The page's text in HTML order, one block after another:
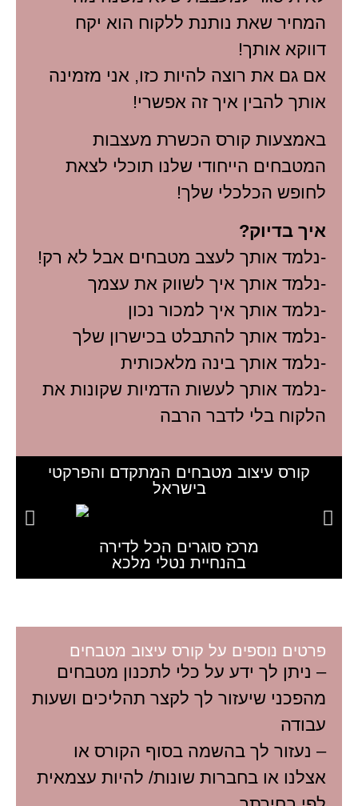
המחיר שאת נותנת ללקוח הוא יקח
דווקא אותך!
אם גם את רוצה להיות כזו, אני מזמינה
אותך להבין איך זה אפשרי!
באמצעות קורס הכשרת מעצבות
המטבחים הייחודי שלנו תוכלי לצאת
לחופש הכלכלי שלך!
איך בדיוק?
-נלמד אותך לעצב מטבחים אבל לא רק!
-נלמד אותך איך לשווק את עצמך
-נלמד אותך איך למכור נכון
-נלמד אותך להתבלט בכישרון שלך
-נלמד אותך בינה מלאכותית
-נלמד אותך לעשות הדמיות שקונות את
הלקוח בלי לדבר הרבה
קורס עיצוב מטבחים המתקדם והפרקטי
בישראל
מרכז סוגרים הכל לדירה
בהנחיית נטלי מלכא
פרטים נוספים על קורס עיצוב מטבחים
– ניתן לך ידע על כלי לתכנון מטבחים
מהפכני שיעזור לך לקצר תהליכים ושעות
עבודה
– נעזור לך בהשמה בסוף הקורס או
אצלנו או בחברות שונות/ להיות עצמאית